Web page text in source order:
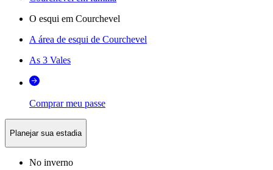
O esqui em Courchevel
A área de esqui de Courchevel
As 3 Vales
Comprar meu passe
Planejar sua estadia
No inverno